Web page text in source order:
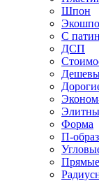
Шпон
С
ДСП
Форма
П-
Прямые